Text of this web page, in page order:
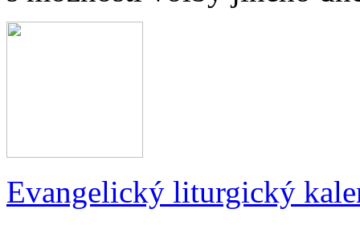
Evangelický liturgický